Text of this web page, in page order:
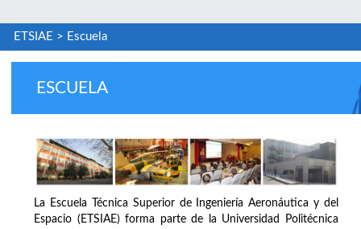
ETSIAE > Escuela
ESCUELA
La Escuela Técnica Superior de Ingeniería Aeronáutica y del
Espacio (ETSIAE) forma parte de la Universidad Politécnica